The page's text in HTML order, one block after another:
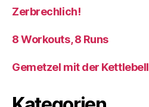
Zerbrechlich!
8 Workouts, 8 Runs
Gemetzel mit der Kettlebell